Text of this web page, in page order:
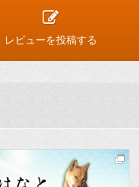
レビューを投稿する